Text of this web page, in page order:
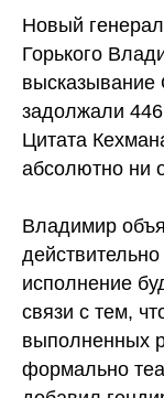
Новый
Горького
высказывание
задолжали
Цитата
абсолютно ни
Владимир
исполнение
связи с тем,
выполненных
формально